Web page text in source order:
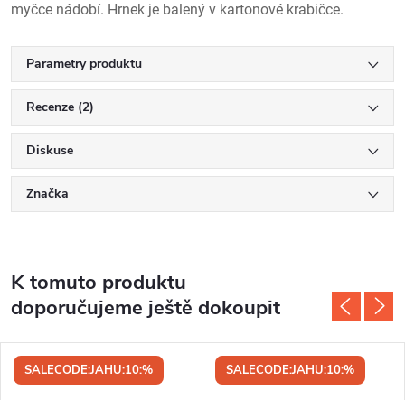
myčce nádobí. Hrnek je balený v kartonové krabičce.
Parametry produktu
Recenze (2)
Diskuse
Značka
K tomuto produktu
doporučujeme ještě dokoupit
SALECODE:JAHU:10:% SALECODE:JAHU:10:%